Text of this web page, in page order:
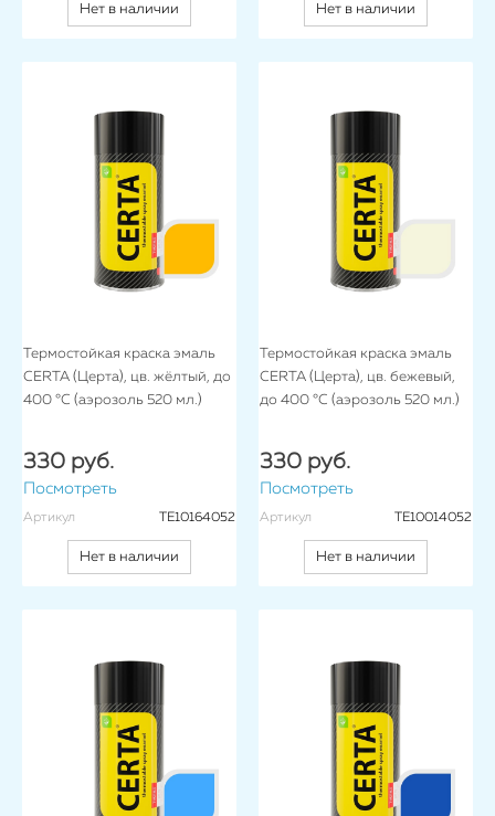
Нет в наличии Нет в наличии
Термостойкая краска эмаль
CERTA (Церта), цв. жёлтый, до
400 °C (аэрозоль 520 мл.)
330 руб.
Посмотреть
Артикул TE10164052
Нет в наличии
Термостойкая краска эмаль
CERTA (Церта), цв. бежевый,
до 400 °C (аэрозоль 520 мл.)
330 руб.
Посмотреть
Артикул TE10014052
Нет в наличии